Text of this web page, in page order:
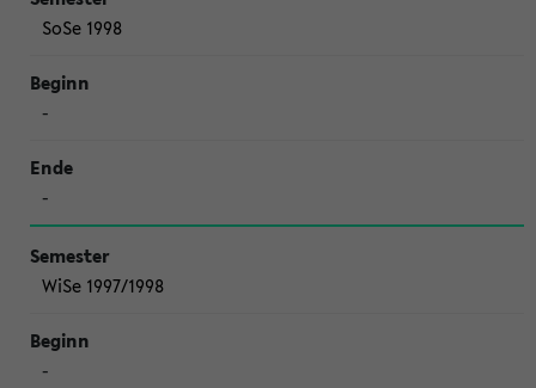
SoSe 1998
-
-
WiSe 1997/1998
-